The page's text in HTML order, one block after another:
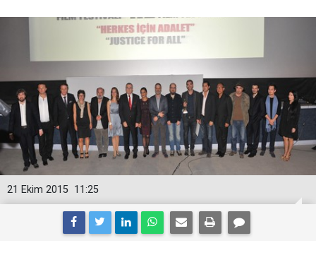
11:25
21 Ekim 2015